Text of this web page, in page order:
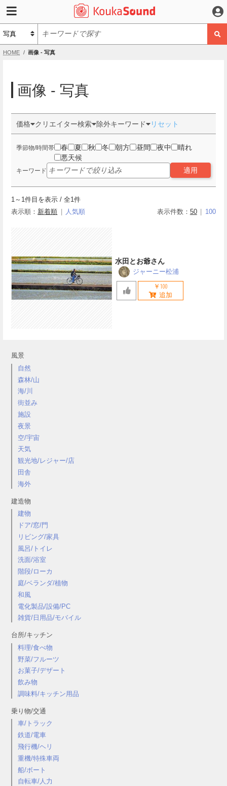
HOME 画像 - 写真
風景
自然
森林/山
海/川
街並み
施設
夜景
空/宇宙
天気
観光地/レジャー/店
田舎
海外
建造物
建物
ドア/窓/門
リビング/家具
風呂/トイレ
洗面/浴室
階段/ローカ
庭/ベランダ/植物
和風
電化製品/設備/PC
雑貨/日用品/モバイル
台所/キッチン
料理/食べ物
野菜/フルーツ
お菓子/デザート
飲み物
調味料/キッチン用品
乗り物/交通
車/トラック
鉄道/電車
飛行機/ヘリ
重機/特殊車両
船/ボート
自転車/人力
画像 - 写真
価格 クリエイター検索 除外キーワード リセット
季節物/時間帯 春 夏 秋 冬 朝方 昼間 夜中
晴れ
悪天候
キーワード 適用
1 ～ 1件目を表示 / 全1件
表示順： 新着順 人気順 表示件数： 50 100
水田とお爺さん
ジャーニー松浦
￥100